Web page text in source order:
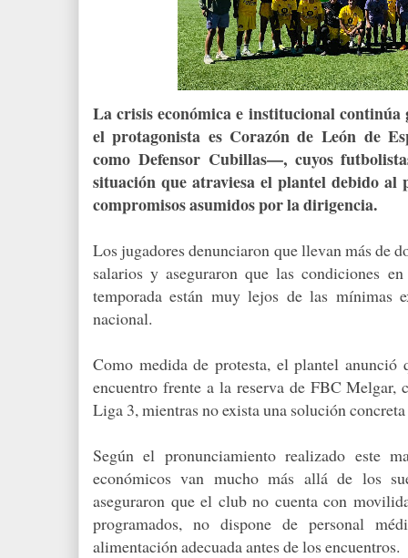
La crisis económica e institucional continúa
el protagonista es Corazón de León de
como Defensor Cubillas—, cuyos
situación que atraviesa el plantel debido
compromisos asumidos por la dirigencia.
Los jugadores denunciaron que llevan más de
salarios y aseguraron que las condiciones
temporada están muy lejos de las mínimas
nacional.
Como medida de protesta, el plantel anunció
encuentro frente a la reserva de FBC Melgar,
Liga 3, mientras no exista una solución
Según el pronunciamiento realizado este
económicos van mucho más allá de los
aseguraron que el club no cuenta con
programados, no dispone de personal
alimentación adecuada antes de los encuentros.